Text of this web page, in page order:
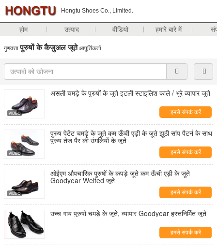
Hongtu Shoes Co., Limited.
होम उत्पाद वीडियो हमारे बारे में
गुणवत्ता पुरुषों के कैज़ुअल जूतेआपूर्तिकर्ता.
असली चमड़े के पुरुषों के जूते इटली स्टाइलिश काले / भूरे व्यापार जूते
हमसे संपर्क करें
पुरुष पेटेंट चमड़े के जूते कम ऊँची एड़ी के जूते झूठी सांप पैटर्न के साथ
पुरुष तेज पैर की उंगलियों के जूते
हमसे संपर्क करें
ओईएम औपचारिक पुरुषों के कपड़े जूते कम ऊँची एड़ी के जूते
Goodyear Welted जूते
हमसे संपर्क करें
उच्च गाय पुरुषों चमड़े के जूते, व्यापार Goodyear हस्तनिर्मित जूते
हमसे संपर्क करें